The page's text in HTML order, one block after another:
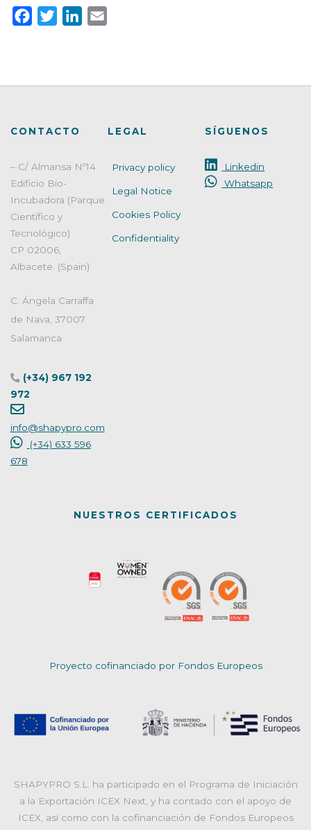
o
r
CONTACTO
– C/ Almansa Nº14
Edificio Bio-
Incubadora (Parque
Científico y
Tecnológico)
CP 02006,
Albacete. (Spain)
C. Ángela Carraffa
de Nava, 37007
Salamanca
(+34) 967 192
972
info@shapypro.com
(+34) 633 596
678
LEGAL
Privacy policy
Legal Notice
Cookies Policy
Confidentiality
SÍGUENOS
Linkedin
Whatsapp
NUESTROS CERTIFICADOS
Proyecto cofinanciado por Fondos Europeos
SHAPYPRO S.L. ha participado en el Programa de Iniciación
a la Exportación ICEX Next, y ha contado con el apoyo de
ICEX, así como con la cofinanciación de Fondos Europeos